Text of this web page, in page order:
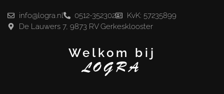
info@logra.nl 0512-352302
KvK: 57235899
De Lauwers 7, 9873 RV Gerkesklooster
Welkom bij
LOGRA